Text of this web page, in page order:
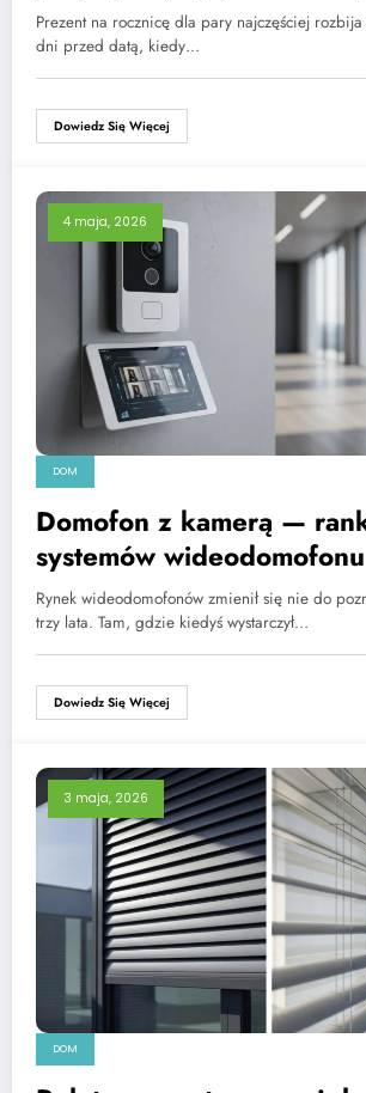
Prezent na rocznicę dla pary najczęściej
dni przed datą, kiedy…
Dowiedz Się Więcej
4 maja, 2026
DOM
Domofon z kamerą —
systemów
Rynek wideodomofonów zmienił się nie do
trzy lata. Tam, gdzie kiedyś wystarczył…
Dowiedz Się Więcej
3 maja, 2026
DOM